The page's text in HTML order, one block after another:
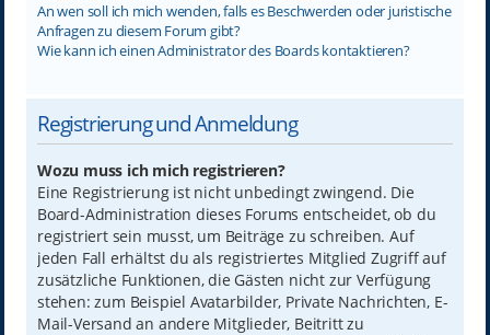
An wen soll ich mich wenden, falls es Beschwerden oder juristische
Anfragen zu diesem Forum gibt?
Wie kann ich einen Administrator des Boards kontaktieren?
Registrierung und Anmeldung
Wozu muss ich mich registrieren?
Eine Registrierung ist nicht unbedingt zwingend. Die
Board-Administration dieses Forums entscheidet, ob du
registriert sein musst, um Beiträge zu schreiben. Auf
jeden Fall erhältst du als registriertes Mitglied Zugriff auf
zusätzliche Funktionen, die Gästen nicht zur Verfügung
stehen: zum Beispiel Avatarbilder, Private Nachrichten, E-
Mail-Versand an andere Mitglieder, Beitritt zu